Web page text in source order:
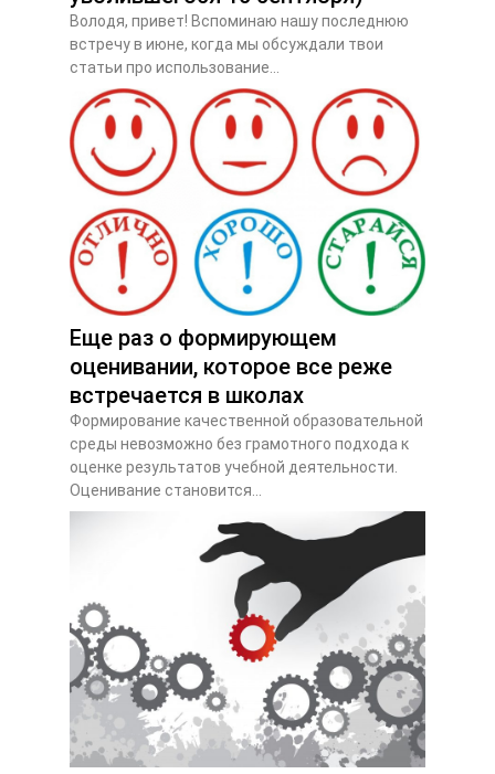
Володя, привет! Вспоминаю нашу последнюю
встречу в июне, когда мы обсуждали твои
статьи про использование...
Еще раз о формирующем
оценивании, которое все реже
встречается в школах
Формирование качественной образовательной
среды невозможно без грамотного подхода к
оценке результатов учебной деятельности.
Оценивание становится...